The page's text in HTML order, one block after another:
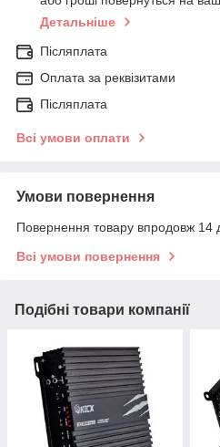
Детальніше
Післяплата
Оплата за реквізитами
Післяплата
Всі умови оплати
Умови повернення
Повернення товару впродовж 14
Всі умови повернення
Подібні товари компанії